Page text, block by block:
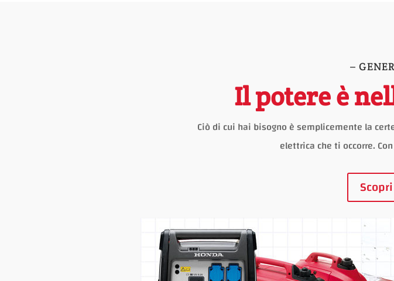
–
Il potere è
Ciò di cui hai bisogno è semplicemente la
elettrica che ti occorre.